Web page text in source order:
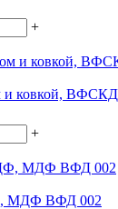
+
и ковкой,
+
МДФ ВФД 002